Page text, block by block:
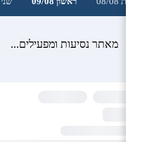
מאתר נסיעות ומפעילים...